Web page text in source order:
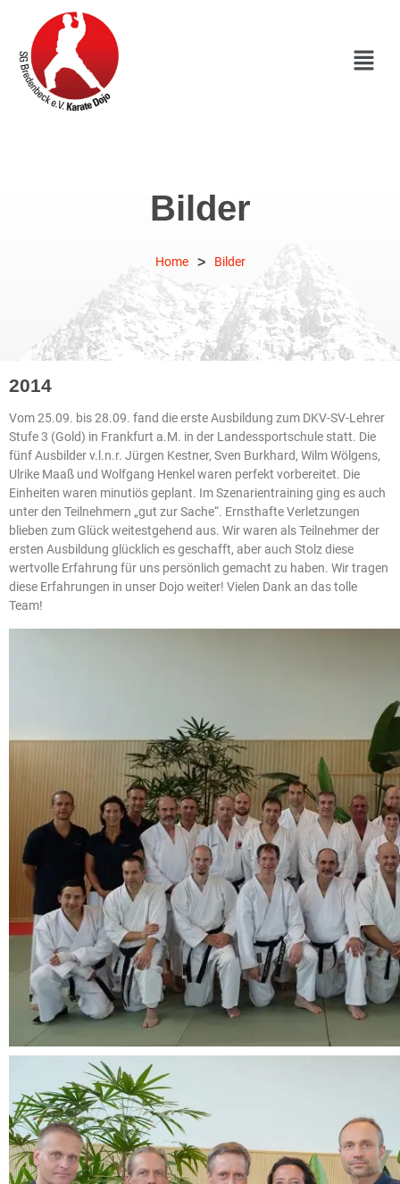
Bilder
Home > Bilder
2014
Vom 25.09. bis 28.09. fand die erste Ausbildung zum DKV-SV-Lehrer
Stufe 3 (Gold) in Frankfurt a.M. in der Landessportschule statt. Die
fünf Ausbilder v.l.n.r. Jürgen Kestner, Sven Burkhard, Wilm Wölgens,
Ulrike Maaß und Wolfgang Henkel waren perfekt vorbereitet. Die
Einheiten waren minutiös geplant. Im Szenarientraining ging es auch
unter den Teilnehmern „gut zur Sache“. Ernsthafte Verletzungen
blieben zum Glück weitestgehend aus. Wir waren als Teilnehmer der
ersten Ausbildung glücklich es geschafft, aber auch Stolz diese
wertvolle Erfahrung für uns persönlich gemacht zu haben. Wir tragen
diese Erfahrungen in unser Dojo weiter! Vielen Dank an das tolle
Team!